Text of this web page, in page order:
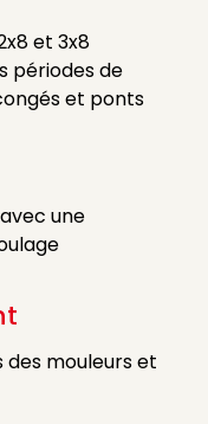
et 3x8
périodes de
et ponts
une
mouleurs et